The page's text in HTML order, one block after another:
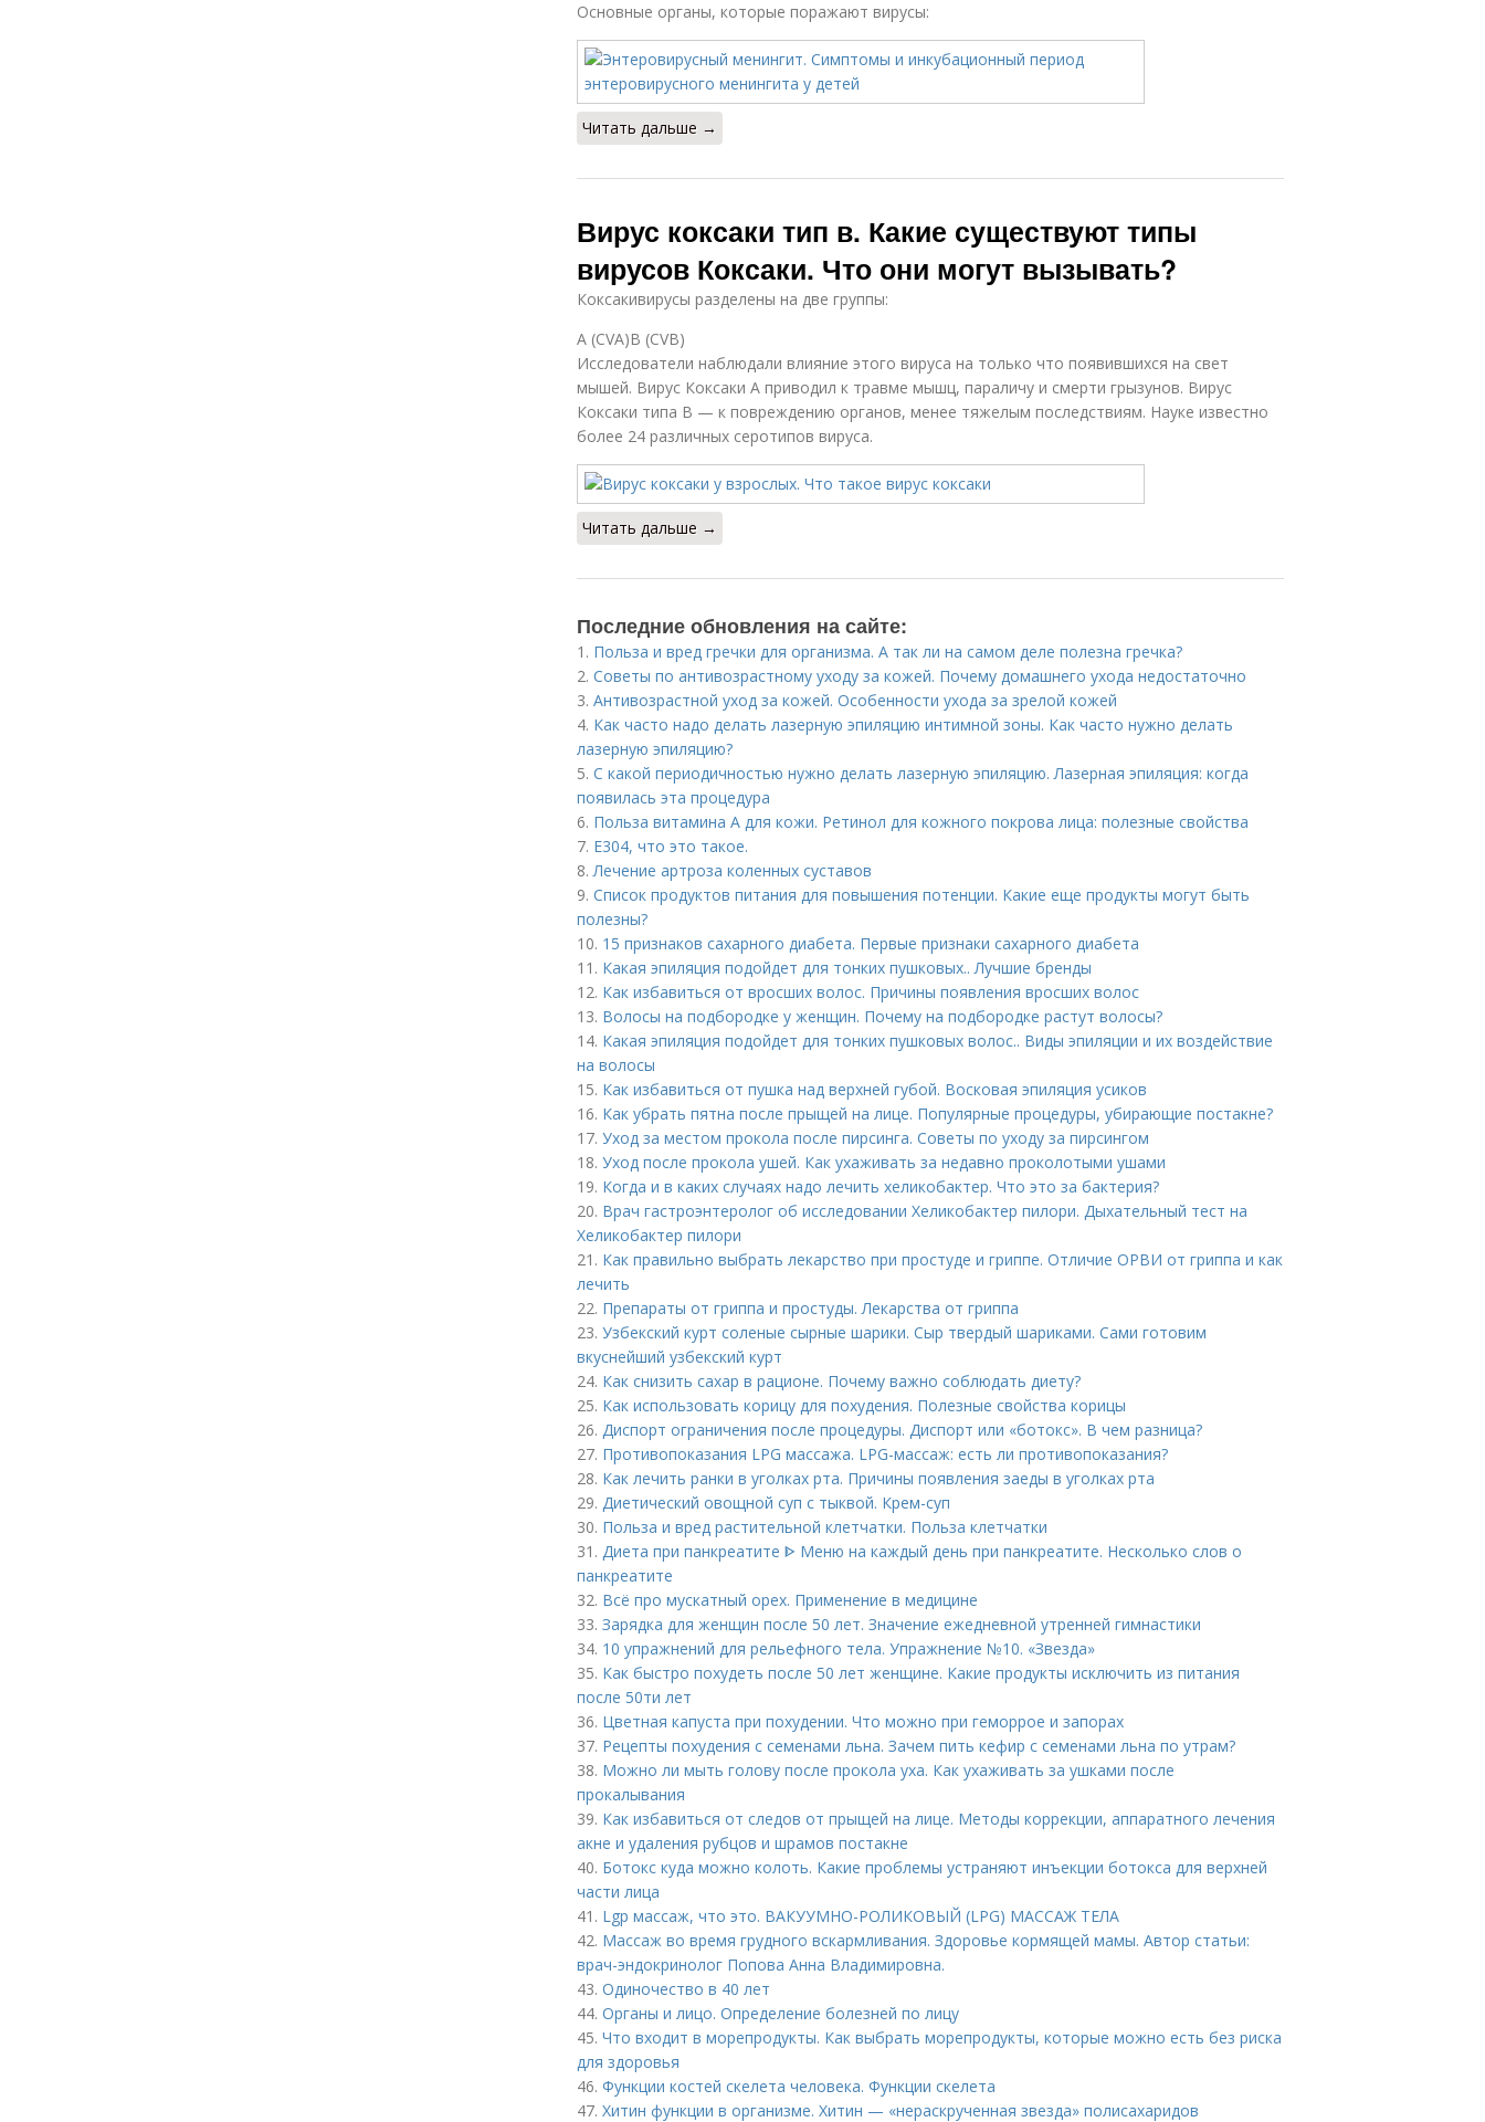
Основные органы, которые поражают вирусы:
Читать дальше →
Вирус коксаки тип в. Какие существуют типы
вирусов Коксаки. Что они могут вызывать?
Коксакивирусы разделены на две группы:
A (CVA)B (CVB)
Исследователи наблюдали влияние этого вируса на только что появившихся на свет
мышей. Вирус Коксаки A приводил к травме мышц, параличу и смерти грызунов. Вирус
Коксаки типа B — к повреждению органов, менее тяжелым последствиям. Науке известно
более 24 различных серотипов вируса.
Читать дальше →
Последние обновления на сайте:
1. Польза и вред гречки для организма. А так ли на самом деле полезна гречка?
2. Советы по антивозрастному уходу за кожей. Почему домашнего ухода недостаточно
3. Антивозрастной уход за кожей. Особенности ухода за зрелой кожей
4. Как часто надо делать лазерную эпиляцию интимной зоны. Как часто нужно делать
лазерную эпиляцию?
5. С какой периодичностью нужно делать лазерную эпиляцию. Лазерная эпиляция: когда
появилась эта процедура
6. Польза витамина А для кожи. Ретинол для кожного покрова лица: полезные свойства
7. Е304, что это такое.
8.Лечение артроза коленных суставов
9. Список продуктов питания для повышения потенции. Какие еще продукты могут быть
полезны?
10. 15 признаков сахарного диабета. Первые признаки сахарного диабета
11. Какая эпиляция подойдет для тонких пушковых.. Лучшие бренды
12. Как избавиться от вросших волос. Причины появления вросших волос
13. Волосы на подбородке у женщин. Почему на подбородке растут волосы?
14. Какая эпиляция подойдет для тонких пушковых волос.. Виды эпиляции и их воздействие
на волосы
15. Как избавиться от пушка над верхней губой. Восковая эпиляция усиков
16. Как убрать пятна после прыщей на лице. Популярные процедуры, убирающие постакне?
17. Уход за местом прокола после пирсинга. Советы по уходу за пирсингом
18. Уход после прокола ушей. Как ухаживать за недавно проколотыми ушами
19. Когда и в каких случаях надо лечить хеликобактер. Что это за бактерия?
20. Врач гастроэнтеролог об исследовании Хеликобактер пилори. Дыхательный тест на
Хеликобактер пилори
21. Как правильно выбрать лекарство при простуде и гриппе. Отличие ОРВИ от гриппа и как
лечить
22. Препараты от гриппа и простуды. Лекарства от гриппа
23. Узбекский курт соленые сырные шарики. Сыр твердый шариками. Сами готовим
вкуснейший узбекский курт
24. Как снизить сахар в рационе. Почему важно соблюдать диету?
25. Как использовать корицу для похудения. Полезные свойства корицы
26. Диспорт ограничения после процедуры. Диспорт или «ботокс». В чем разница?
27. Противопоказания LPG массажа. LPG-массаж: есть ли противопоказания?
28. Как лечить ранки в уголках рта. Причины появления заеды в уголках рта
29. Диетический овощной суп с тыквой. Крем-суп
30. Польза и вред растительной клетчатки. Польза клетчатки
31. Диета при панкреатите ᐈ Меню на каждый день при панкреатите. Несколько слов о
панкреатите
32. Всё про мускатный орех. Применение в медицине
33. Зарядка для женщин после 50 лет. Значение ежедневной утренней гимнастики
34. 10 упражнений для рельефного тела. Упражнение №10. «Звезда»
35. Как быстро похудеть после 50 лет женщине. Какие продукты исключить из питания
после 50ти лет
36. Цветная капуста при похудении. Что можно при геморрое и запорах
37. Рецепты похудения с семенами льна. Зачем пить кефир с семенами льна по утрам?
38. Можно ли мыть голову после прокола уха. Как ухаживать за ушками после
прокалывания
39. Как избавиться от следов от прыщей на лице. Методы коррекции, аппаратного лечения
акне и удаления рубцов и шрамов постакне
40. Ботокс куда можно колоть. Какие проблемы устраняют инъекции ботокса для верхней
части лица
41. Lgp массаж, что это. ВАКУУМНО-РОЛИКОВЫЙ (LPG) МАССАЖ ТЕЛА
42. Массаж во время грудного вскармливания. Здоровье кормящей мамы. Автор статьи:
врач-эндокринолог Попова Анна Владимировна.
43. Одиночество в 40 лет
44. Органы и лицо. Определение болезней по лицу
45. Что входит в морепродукты. Как выбрать морепродукты, которые можно есть без риска
для здоровья
46. Функции костей скелета человека. Функции скелета
47. Хитин функции в организме. Хитин — «нераскрученная звезда» полисахаридов